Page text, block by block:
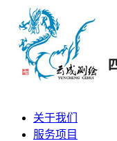
关于我们
服务项目